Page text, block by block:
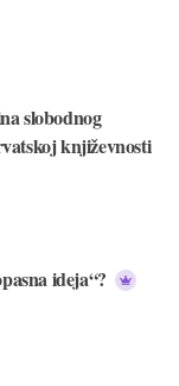
slobodnog
književnosti
ideja“?